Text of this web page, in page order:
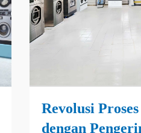
Revolusi
dengan